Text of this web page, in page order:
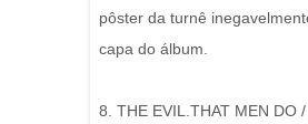
pôster da turnê
capa do álbum.
8. THE EVIL.THAT MEN DO